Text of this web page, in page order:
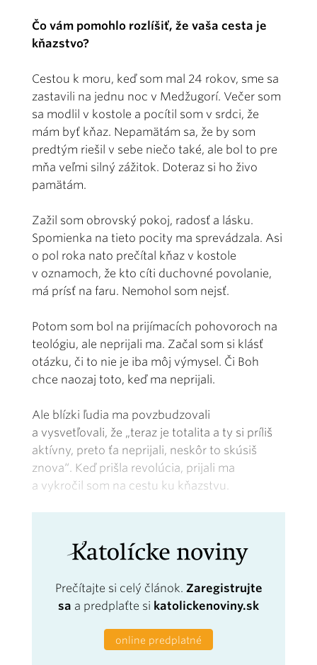
Čo vám pomohlo rozlíšiť, že vaša cesta je
kňazstvo?
Cestou k moru, keď som mal 24 rokov, sme sa
zastavili na jednu noc v Medžugorí. Večer som
sa modlil v kostole a pocítil som v srdci, že
mám byť kňaz. Nepamätám sa, že by som
predtým riešil v sebe niečo také, ale bol to pre
mňa veľmi silný zážitok. Doteraz si ho živo
pamätám.
Zažil som obrovský pokoj, radosť a lásku.
Spomienka na tieto pocity ma sprevádzala. Asi
o pol roka nato prečítal kňaz v kostole
v oznamoch, že kto cíti duchovné povolanie,
má prísť na faru. Nemohol som nejsť.
Potom som bol na prijímacích pohovoroch na
teológiu, ale neprijali ma. Začal som si klásť
otázku, či to nie je iba môj výmysel. Či Boh
chce naozaj toto, keď ma neprijali.
Ale blízki ľudia ma povzbudzovali
a vysvetľovali, že „teraz je totalita a ty si príliš
aktívny, preto ťa neprijali, neskôr to skúsiš
znova“. Keď prišla revolúcia, prijali ma
a vykročil som na cestu ku kňazstvu.
Prečítajte si celý článok. Zaregistrujte
sa a predplaťte si katolickenoviny.sk
online predplatné